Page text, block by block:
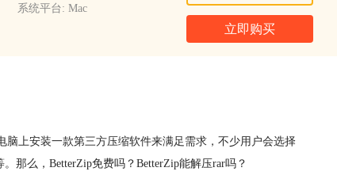
系统平台: Mac
立即购买
脑上安装一款第三方压缩软件来满足需求，不少用户会选择
那么，BetterZip免费吗？BetterZip能解压rar吗？